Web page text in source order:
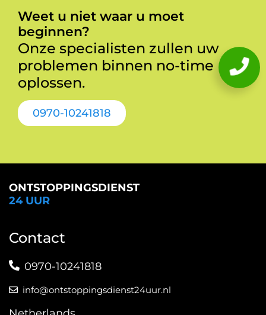
Weet u niet waar u moet
beginnen?
Onze specialisten zullen uw
problemen binnen no-time
oplossen.
0970-10241818
ONTSTOPPINGSDIENST
24 UUR
Contact
0970-10241818
info@ontstoppingsdienst24uur.nl